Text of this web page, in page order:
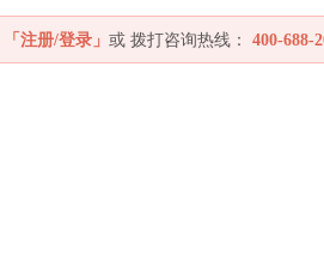
「注册/登录」 或 拨打咨询热线： 400-688-